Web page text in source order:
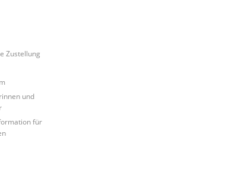
Zustellung
und
für